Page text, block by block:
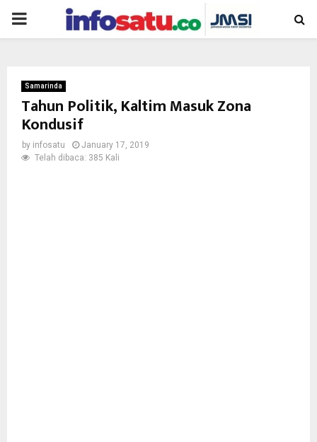
PRIMARY
Samarinda
Tahun Politik, Kaltim Masuk Zona
Kondusif
by infosatu
January 17, 2019
Telah dibaca: 385 Kali